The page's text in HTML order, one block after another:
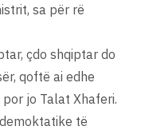
sa për rë
çdo shqiptar do
qoftë ai edhe
jo Talat Xhaferi.
të